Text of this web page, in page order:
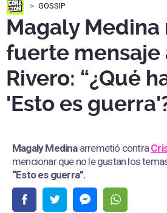
GOSSIP
Magaly Medina
fuerte mensaje
Rivero: “¿Qué
'Esto es
Magaly Medinaarremetió contra
mencionar que no le gustan los
“Esto es guerra”.